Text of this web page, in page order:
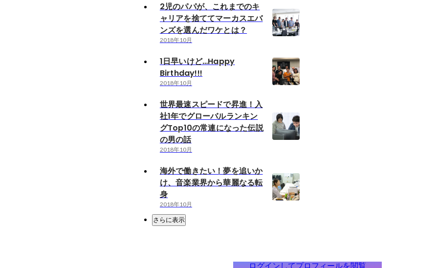
2児のパパが、これまでのキ
ャリアを捨ててマーカスエバ
ンズを選んだワケとは？
2018年10月
1日早いけど…Happy
Birthday!!!
2018年10月
世界最速スピードで昇進！入
社1年でグローバルランキン
グTop10の常連になった伝説
の男の話
2018年10月
海外で働きたい！夢を追いか
け、音楽業界から華麗なる転
身
2018年10月
さらに表示
ログインしてプロフィールを閲覧